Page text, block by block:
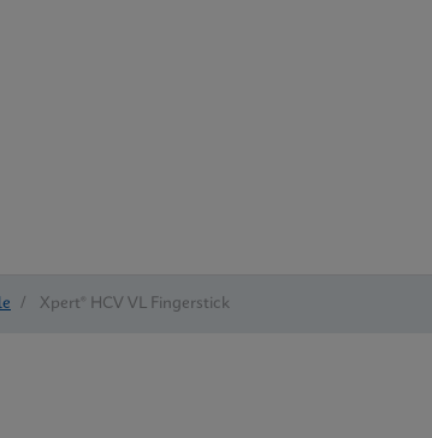
/ Xpert® HCV VL Fingerstick